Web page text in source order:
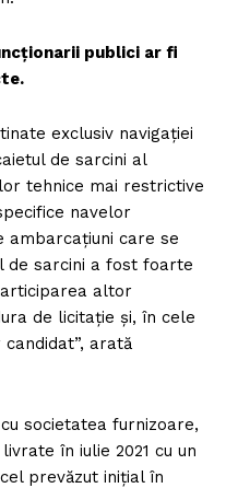
publici ar fi
exclusiv navigaţiei
de sarcini al
tehnice mai restrictive
navelor
ambarcaţiuni care se
de sarcini a fost foarte
altor
de licitaţie şi, în cele
arată
societatea furnizoare,
în iulie 2021 cu un
prevăzut iniţial în